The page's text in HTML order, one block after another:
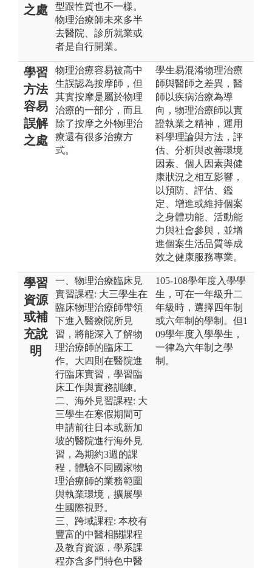
之處
型跟性質也不一樣。
物理治療師未來多半
去醫院、診所就業或
者是自行開業。
學習
方法
容易
誤解
之處
物理治療容易被高中
生誤認為按摩師，但
其實按摩是屬於物理
治療的一部分，而且
除了按摩之外物理治
療還有很多治療方
式。
學生易混淆物理治療
師與醫師之差異，醫
師以疾病治療為導
向，物理治療師以實
證執業之精神，運用
科學理論與方法，評
估、分析與改善環境
因素、個人因素與健
康狀況之相互影響，
以預防、評估、鑑
定、增進或維持個案
之身體功能、活動能
力與社會參與，並增
進個案生活品質等成
效之健康服務專業。
學習
資源
或補
充說
明
一、物理治療臨床見
實習課程: 大三學生在
臨床物理治療師帶領
下進入醫療院所見
習，將能深入了解物
理治療師的臨床工
作。大四則在醫院進
行臨床實習，學習臨
床工作與實務訓練。
二、海外見習課程: 大
三學生在寒假期間可
申請前往日本或新加
坡的醫院進行海外見
習，為期約3週的課
程，體驗不同國家物
理治療師的業務範圍
與執業環境，擴展學
生國際視野。
三、跨域課程: 本校有
豐富的中醫相關課程
及教育資源，學系課
程亦含多門特色中醫
105-108學年度入學學
生，可在一年級升二
年級時，選擇四年制
或六年制的學制。但1
09學年度入學學生，
一律為六年制之學
制。